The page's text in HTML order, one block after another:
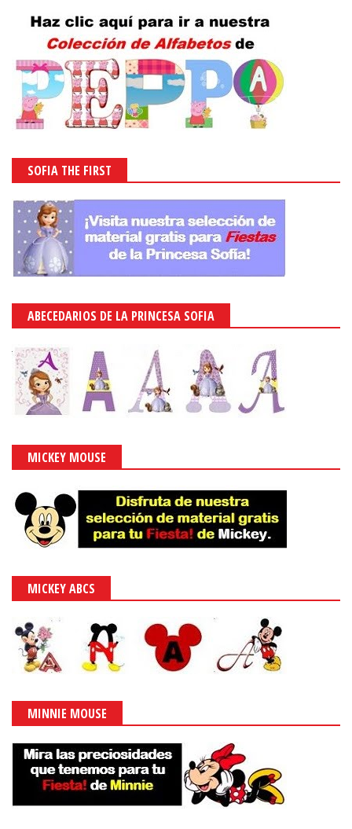
SOFIA THE FIRST
ABECEDARIOS DE LA PRINCESA SOFIA
MICKEY MOUSE
MICKEY ABCS
MINNIE MOUSE